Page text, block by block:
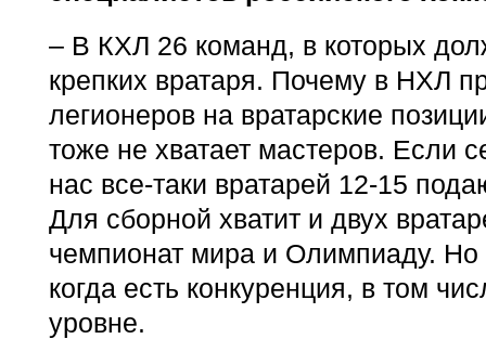
– В КХЛ 26 команд, в которых
крепких вратаря. Почему в НХЛ
легионеров на вратарские
тоже не хватает мастеров. Если
нас все-таки вратарей 12-15
Для сборной хватит и двух
чемпионат мира и Олимпиаду.
когда есть конкуренция, в том
уровне.